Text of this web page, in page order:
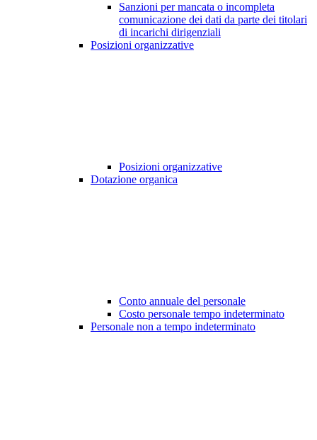
Sanzioni per mancata o incompleta
comunicazione dei dati da parte dei titolari
di incarichi dirigenziali
Posizioni organizzative
Posizioni organizzative
Dotazione organica
Conto annuale del personale
Costo personale tempo indeterminato
Personale non a tempo indeterminato